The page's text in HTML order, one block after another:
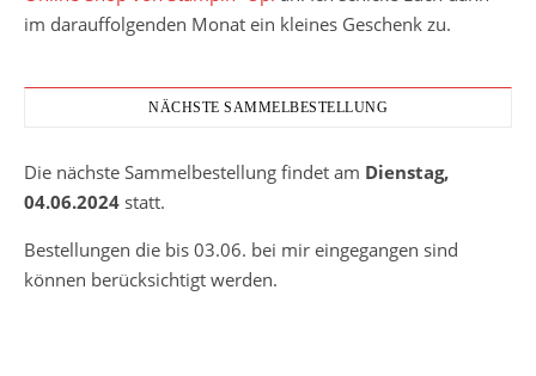
im darauffolgenden Monat ein kleines Geschenk zu.
NÄCHSTE SAMMELBESTELLUNG
Die nächste Sammelbestellung findet am Dienstag,
04.06.2024 statt.
Bestellungen die bis 03.06. bei mir eingegangen sind
können berücksichtigt werden.